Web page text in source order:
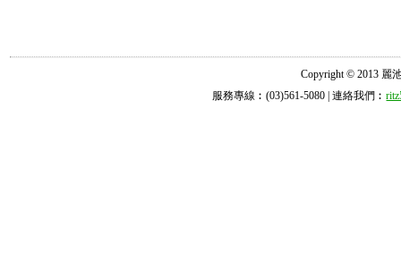
Copyright © 2013 麗
服務專線︰(03)561-5080 | 連絡我們︰